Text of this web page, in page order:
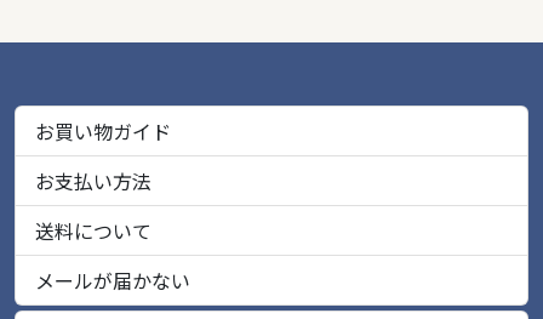
お買い物ガイド
お支払い方法
送料について
メールが届かない